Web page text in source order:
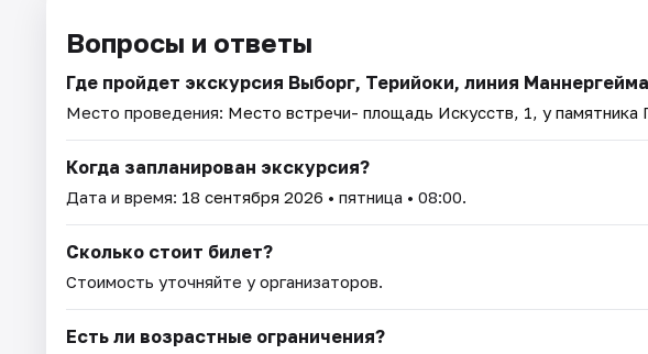
Вопросы и ответы
Где пройдет экскурсия Выборг, Терийоки, линия
Место проведения: Место встречи- площадь Искусств, 1, у памятника
Когда запланирован экскурсия?
Дата и время: 18 сентября 2026 • пятница • 08:00.
Сколько стоит билет?
Стоимость уточняйте у организаторов.
Есть ли возрастные ограничения?